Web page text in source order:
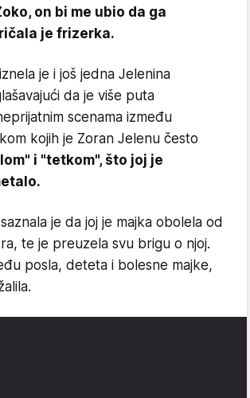
on bi me ubio da ga
je frizerka.
je i još jedna Jelenina
da je više puta
scenama između
kojih je Zoran Jelenu često
i "tetkom", što joj je
je da joj je majka obolela od
te je preuzela svu brigu o njoj.
posla, deteta i bolesne majke,